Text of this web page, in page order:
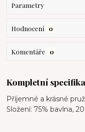
Parametry
Hodnocení 0
Komentáře 0
Kompletní
Příjemné a krásné
Složení: 75% bavlna,